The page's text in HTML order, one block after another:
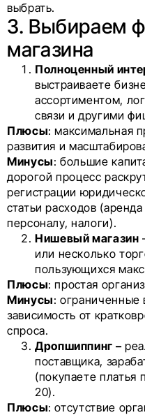
выбрать.
3. Выбираем
магазина
Полноценный
выстраиваете
ассортиментом,
связи и другими
Плюсы: максимальная
развития и
Минусы: большие
дорогой процесс
регистрации
статьи расходов
персоналу, налоги).
Нишевый магазин
или несколько
пользующихся
Плюсы: простая
Минусы: ограниченные
зависимость от
спроса.
Дропшиппинг –
поставщика,
(покупаете платья
20).
Плюсы: отсутствие